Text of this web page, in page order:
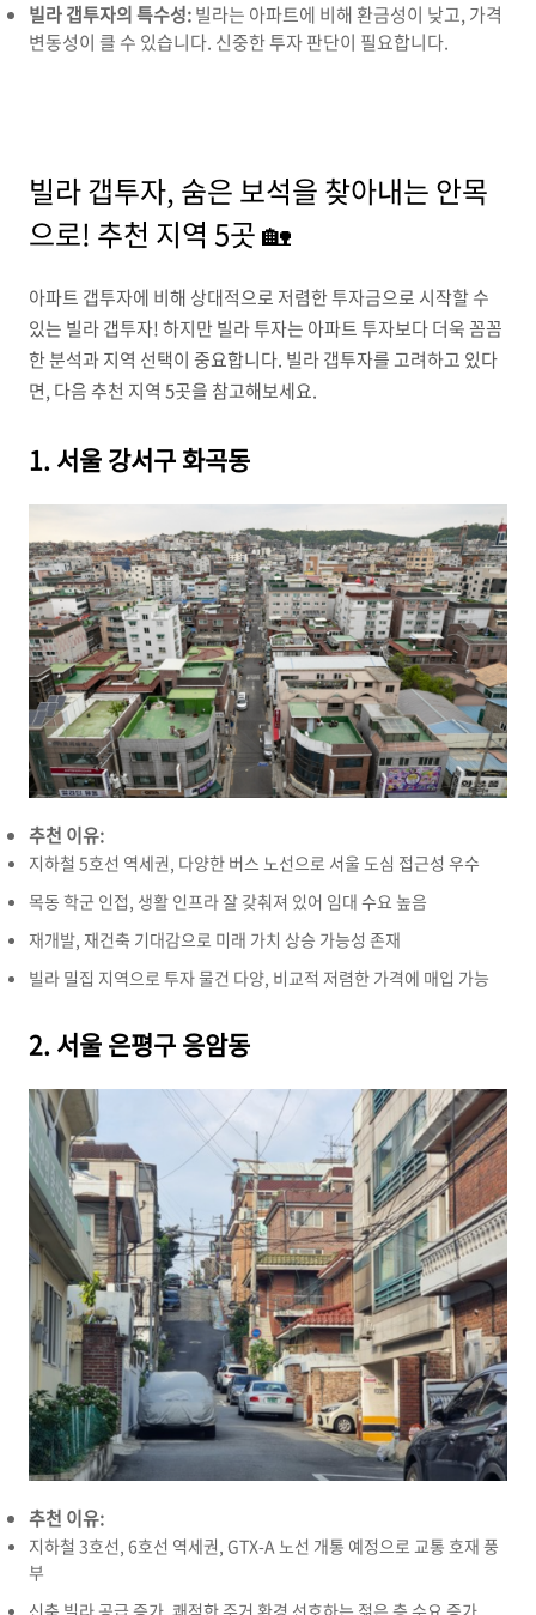
빌라 갭투자의 특수성:빌라는 아파트에 비해 환금성이 낮고, 가격
변동성이 클 수 있습니다. 신중한 투자 판단이 필요합니다.
빌라 갭투자, 숨은 보석을 찾아내는 안목
으로! 추천 지역 5곳 🏡
아파트 갭투자에 비해 상대적으로 저렴한 투자금으로 시작할 수
있는 빌라 갭투자!하지만 빌라 투자는 아파트 투자보다 더욱 꼼꼼
한 분석과 지역 선택이 중요합니다. 빌라 갭투자를 고려하고 있다
면, 다음 추천 지역 5곳을 참고해보세요.
1. 서울 강서구 화곡동
추천 이유:
지하철 5호선 역세권, 다양한 버스 노선으로 서울 도심 접근성 우수
목동 학군 인접, 생활 인프라 잘 갖춰져 있어 임대 수요 높음
재개발, 재건축 기대감으로 미래 가치 상승 가능성 존재
빌라 밀집 지역으로 투자 물건 다양, 비교적 저렴한 가격에 매입 가능
2. 서울 은평구 응암동
추천 이유:
지하철 3호선, 6호선 역세권, GTX-A 노선 개통 예정으로 교통 호재 풍
부
신축 빌라 공급 증가, 쾌적한 주거 환경 선호하는 젊은 층 수요 증가